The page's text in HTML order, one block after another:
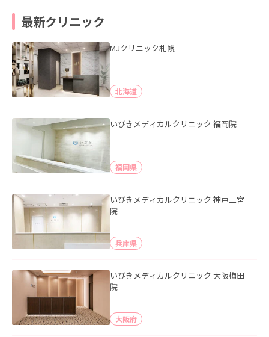
最新クリニック
MJクリニック札幌
北海道
いびきメディカルクリニック 福岡院
福岡県
いびきメディカルクリニック 神戸三宮
院
兵庫県
いびきメディカルクリニック 大阪梅田
院
大阪府